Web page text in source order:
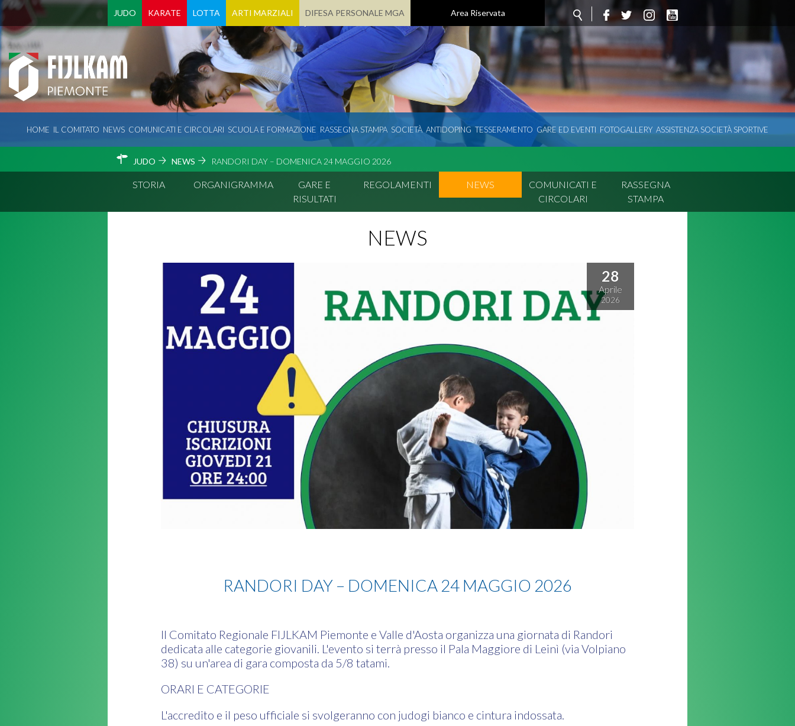
JUDO KARATE LOTTA ARTI MARZIALI DIFESA PERSONALE MGA Area Riservata
HOME IL COMITATO NEWS COMUNICATI E CIRCOLARI SCUOLA E FORMAZIONE RASSEGNA STAMPA SOCIETÀ ANTIDOPING TESSERAMENTO GARE ED EVENTI FOTOGALLERY ASSISTENZA SOCIETÀ SPORTIVE
JUDO NEWS RANDORI DAY – DOMENICA 24 MAGGIO 2026
STORIA ORGANIGRAMMA
GARE E
RISULTATI
REGOLAMENTI NEWS
COMUNICATI E
CIRCOLARI
RASSEGNA
STAMPA
NEWS
28
Aprile
2026
RANDORI DAY – DOMENICA 24 MAGGIO 2026
Il Comitato Regionale FIJLKAM Piemonte e Valle d'Aosta organizza una giornata di Randori
dedicata alle categorie giovanili. L'evento si terrà presso il Pala Maggiore di Leinì (via Volpiano
38) su un'area di gara composta da 5/8 tatami.
ORARI E CATEGORIE
L'accredito e il peso ufficiale si svolgeranno con judogi bianco e cintura indossata.